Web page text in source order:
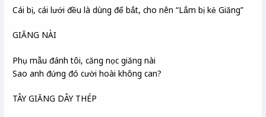
Cái bị, cái lưới đều là dùng để bắt, cho nên “Lắm bị kẻ Giăng”
GIĂNG NÀI
Phụ mẫu đánh tôi, căng nọc giăng nài
Sao anh đứng đó cười hoài không can?
TÂY GIĂNG DÂY THÉP